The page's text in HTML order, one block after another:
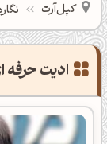
کپل‌آرت
ادیت حرفه
فتوشاپ